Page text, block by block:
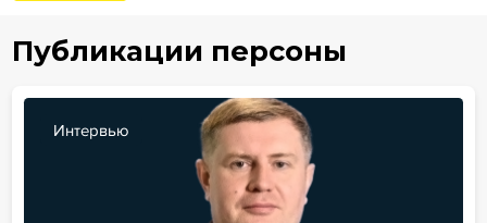
Публикации персоны
Интервью